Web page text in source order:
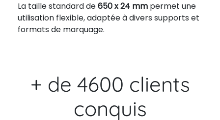
La taille standard de650 x 24 mm permet une
utilisation flexible, adaptée à divers supports et
formats de marquage.
+ de 4600 clients
conquis